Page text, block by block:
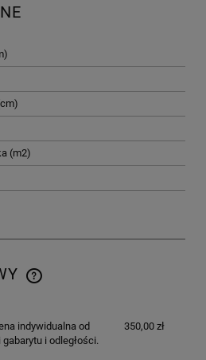
(m2)
KOSZTÓW
indywidualna od
i odległości.
350,00 zł